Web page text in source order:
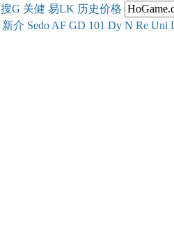
搜G 关健 易LK 历史价格
新介 Sedo AF GD 101 Dy N Re Uni